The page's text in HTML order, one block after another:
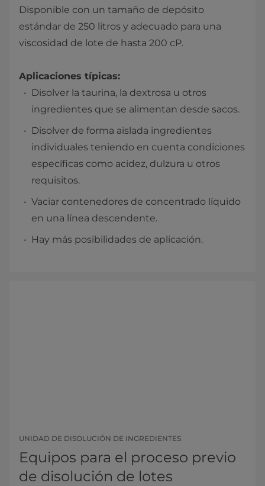
Disponible con un tamaño de depósito
estándar de 250 litros y adecuado para una
viscosidad de lote de hasta 200 cP.
Aplicaciones típicas:
Disolver la taurina, la dextrosa u otros
ingredientes que se alimentan desde sacos.
Disolver de forma aislada ingredientes
individuales teniendo en cuenta condiciones
específicas como acidez, dulzura u otros
requisitos.
Vaciar contenedores de concentrado líquido
en una línea descendente.
Hay más posibilidades de aplicación.
UNIDAD DE DISOLUCIÓN DE INGREDIENTES
Equipos para el proceso previo
de disolución de lotes